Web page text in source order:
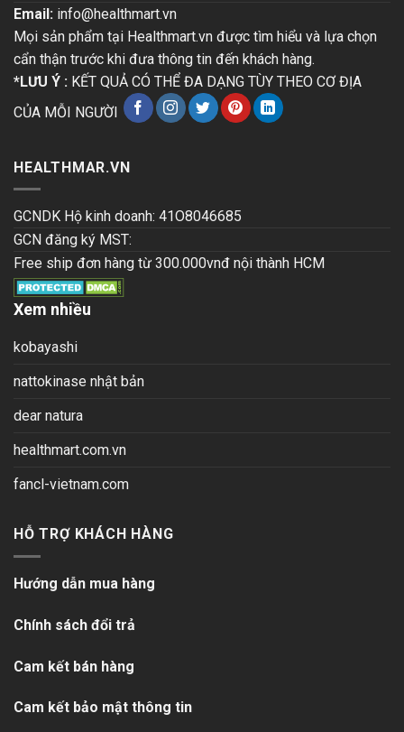
Email: info@healthmart.vn
Mọi sản phẩm tại Healthmart.vn được tìm hiểu và lựa chọn
cẩn thận trước khi đưa thông tin đến khách hàng.
*LƯU Ý : KẾT QUẢ CÓ THỂ ĐA DẠNG TÙY THEO CƠ ĐỊA
CỦA MỖI NGƯỜI
HEALTHMAR.VN
GCNDK Hộ kinh doanh: 41O8046685
GCN đăng ký MST:
Free ship đơn hàng từ 300.000vnđ nội thành HCM
Xem nhiều
kobayashi
nattokinase nhật bản
dear natura
healthmart.com.vn
fancl-vietnam.com
HỖ TRỢ KHÁCH HÀNG
Hướng dẫn mua hàng
Chính sách đổi trả
Cam kết bán hàng
Cam kết bảo mật thông tin